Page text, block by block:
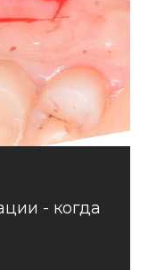
- когда